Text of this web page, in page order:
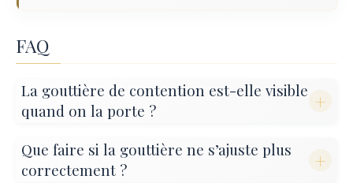
FAQ
La gouttière de contention est-elle visible
quand on la porte ?
+
Que faire si la gouttière ne s’ajuste plus
correctement ?
+